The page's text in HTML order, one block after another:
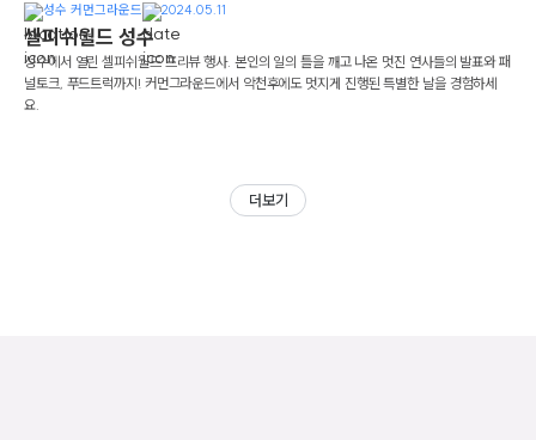
성수 커먼그라운드 2024.05.11
셀피쉬월드 성수
성수에서 열린 셀피쉬월드 프리뷰 행사. 본인의 일의 틀을 깨고 나온 멋진 연사들의 발표와 패
널토크, 푸드트럭까지! 커먼그라운드에서 악천후에도 멋지게 진행된 특별한 날을 경험하세
요.
더보기